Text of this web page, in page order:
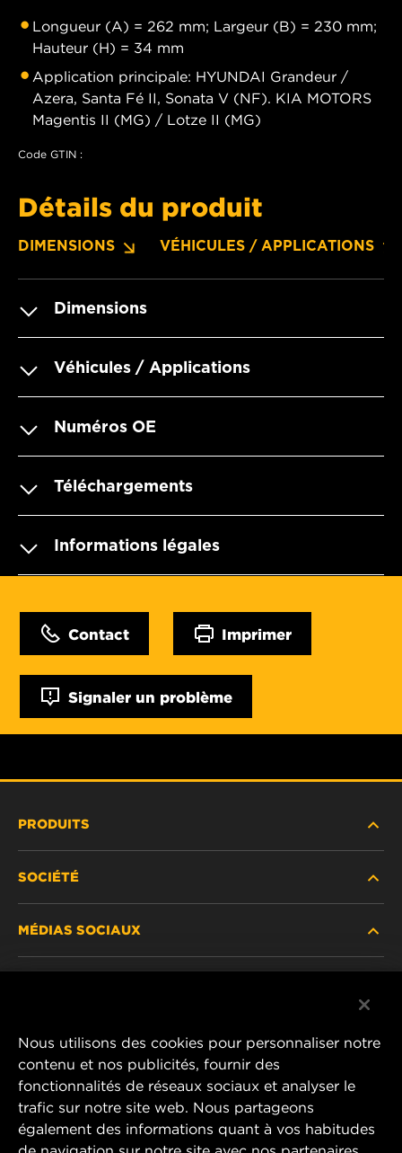
Longueur (A) = 262 mm; Largeur (B) = 230 mm;
Hauteur (H) = 34 mm
Application principale: HYUNDAI Grandeur /
Azera, Santa Fé II, Sonata V (NF). KIA MOTORS
Magentis II (MG) / Lotze II (MG)
Code GTIN :
Détails du produit
DIMENSIONS VÉHICULES / APPLICATIONS
Dimensions
Véhicules / Applications
Numéros OE
Téléchargements
Informations légales
Contact Imprimer
Signaler un problème
PRODUITS
PRODUITS ABANDONNÉS / REMPLACÉS
SOCIÉTÉ
AVIS JURIDIQUE
IMPRIMER
CONTACTEZ-NOUS
MÉDIAS SOCIAUX
Instagram
YouTube
MANN+HUMMEL Middle East FZE
Nous utilisons des cookies pour personnaliser notre
contenu et nos publicités, fournir des
fonctionnalités de réseaux sociaux et analyser le
trafic sur notre site web. Nous partageons
également des informations quant à vos habitudes